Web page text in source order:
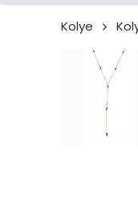
Kolye